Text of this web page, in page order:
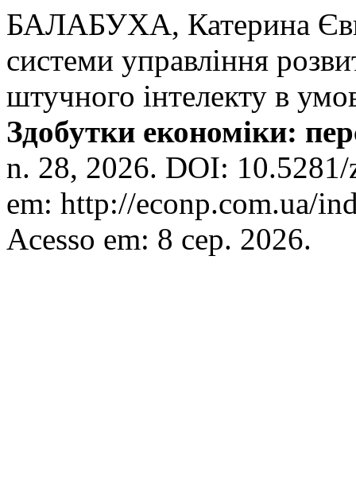
БАЛАБУХА, Катерина
системи управління
штучного інтелекту в
Здобутки економіки:
n. 28, 2026. DOI:
em: http://econp.com.ua/
Acesso em: 8 сер. 2026.